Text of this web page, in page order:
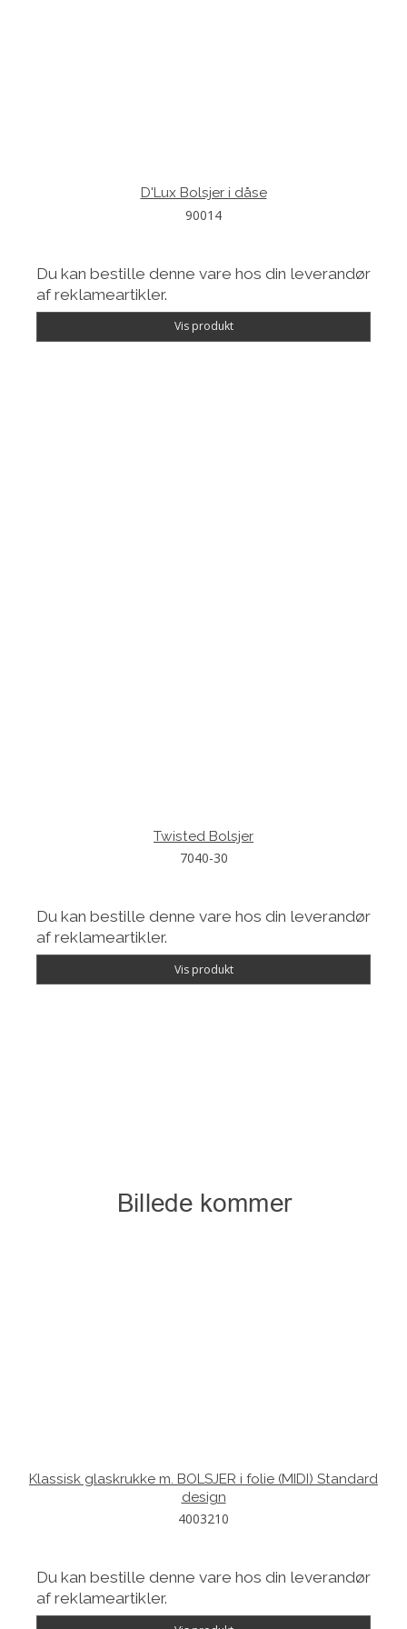
D'Lux Bolsjer i dåse
90014
Du kan bestille denne vare hos din leverandør
af reklameartikler.
Vis produkt
Twisted Bolsjer
7040-30
Du kan bestille denne vare hos din leverandør
af reklameartikler.
Vis produkt
Klassisk glaskrukke m. BOLSJER i folie (MIDI) Standard
design
4003210
Du kan bestille denne vare hos din leverandør
af reklameartikler.